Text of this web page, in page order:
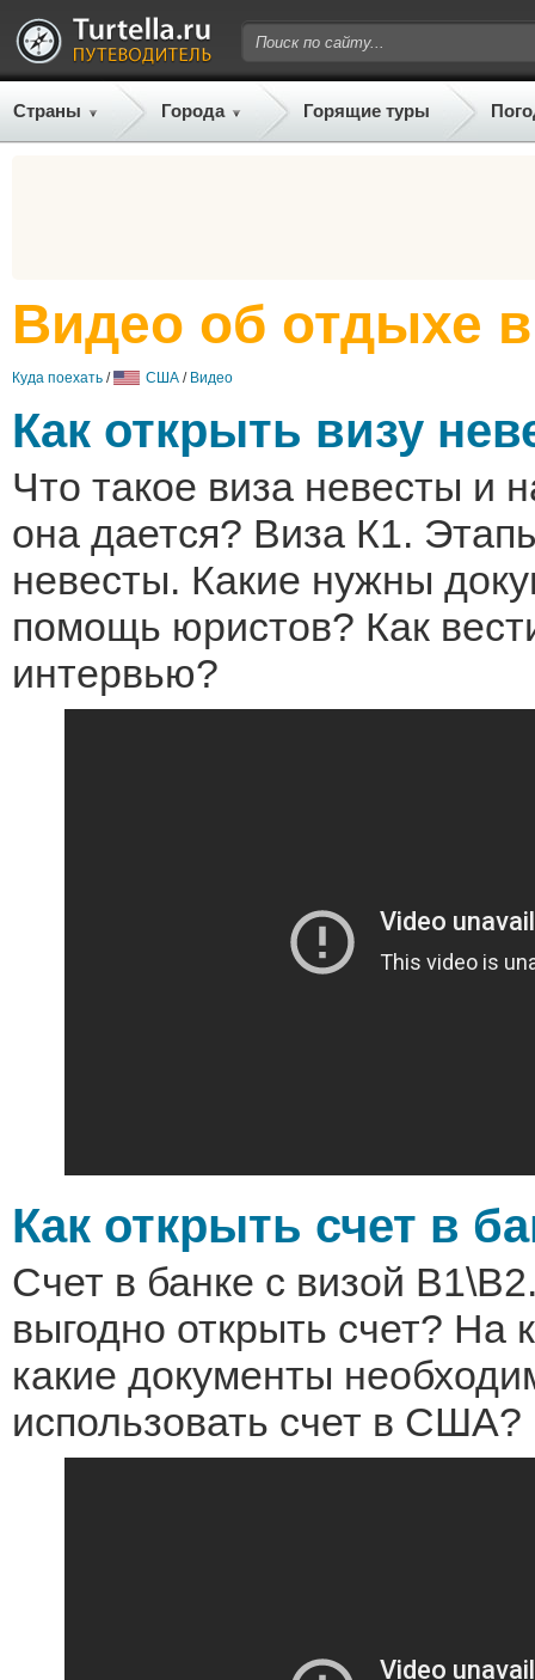
Страны Города Горящие туры
Видео об отдыхе
Куда поехать / США / Видео
Как открыть визу
Что такое виза невесты и
она дается? Виза К1.
невесты. Какие нужны
помощь юристов? Как
интервью?
Как открыть счет в
Счет в банке с визой
выгодно открыть счет? На
какие документы
использовать счет в США?